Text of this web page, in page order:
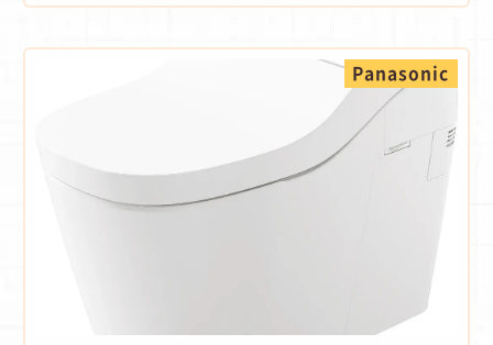
Panasonic